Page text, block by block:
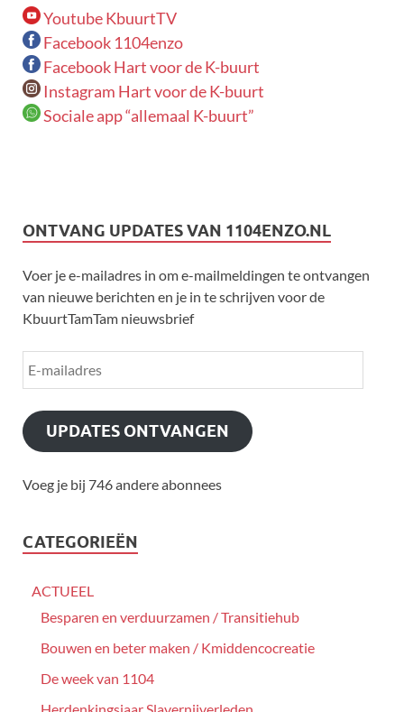
Youtube KbuurtTV
Facebook 1104enzo
Facebook Hart voor de K-buurt
Instagram Hart voor de K-buurt
Sociale app “allemaal K-buurt”
ONTVANG UPDATES VAN 1104ENZO.NL
Voer je e-mailadres in om e-mailmeldingen te ontvangen
van nieuwe berichten en je in te schrijven voor de
KbuurtTamTam nieuwsbrief
UPDATES ONTVANGEN
Voeg je bij 746 andere abonnees
CATEGORIEËN
ACTUEEL
Besparen en verduurzamen / Transitiehub
Bouwen en beter maken / Kmiddencocreatie
De week van 1104
Herdenkingsjaar Slavernijverleden